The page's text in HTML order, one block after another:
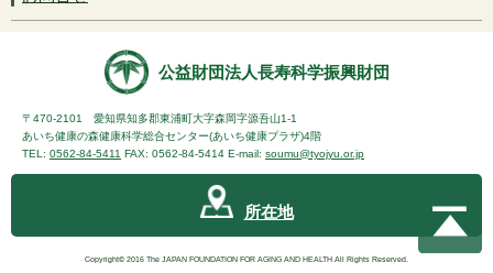
公益財団法人長寿科学振興財団
〒470-2101 愛知県知多郡東浦町大字森岡字源吾山1-1
あいち健康の森健康科学総合センター(あいち健康プラザ)4階
TEL: 0562-84-5411 FAX: 0562-84-5414 E-mail: soumu@tyojyu.or.jp
所在地
Copyright© 2016 The JAPAN FOUNDATION FOR AGING AND HEALTH All Rights Reserved.